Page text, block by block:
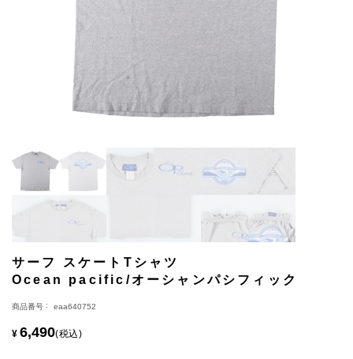
サーフ スケートTシャツ
Ocean pacific/オーシャンパシフィック
商品番号 eaa640752
¥ 6,490 税込